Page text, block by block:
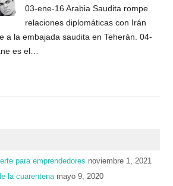
03-ene-16 Arabia Saudita rompe
relaciones diplomáticas con Irán
a la embajada saudita en Teherán. 04-
es el…
para emprendedores noviembre 1, 2021
la cuarentena mayo 9, 2020